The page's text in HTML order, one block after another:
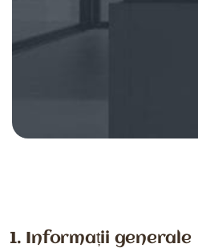
1. Informații generale